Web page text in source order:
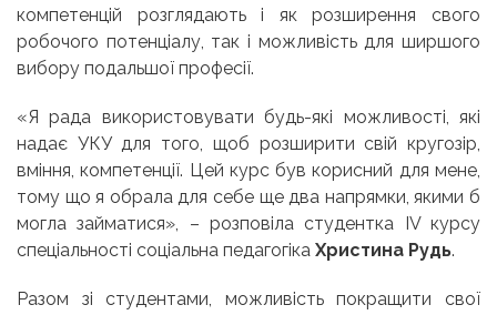
компетенцій розглядають і як розширення свого
робочого потенціалу, так і можливість для ширшого
вибору подальшої професії.
«Я рада використовувати будь-які можливості, які
надає УКУ для того, щоб розширити свій кругозір,
вміння, компетенції. Цей курс був корисний для мене,
тому що я обрала для себе ще два напрямки, якими б
могла займатися», – розповіла студентка IV курсу
спеціальності соціальна педагогіка Христина Рудь.
Разом зі студентами, можливість покращити свої